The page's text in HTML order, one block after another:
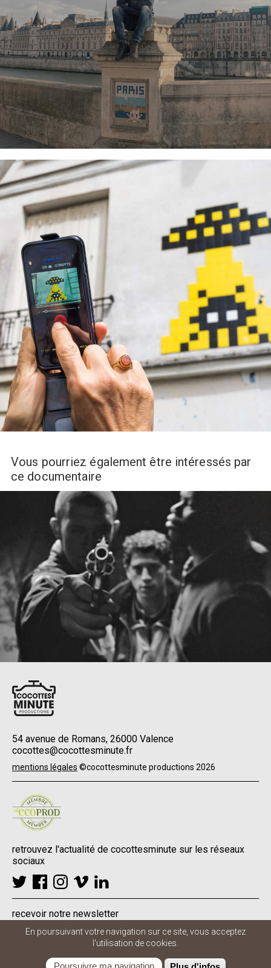
Vous pourriez également être intéressés par
ce documentaire
54 avenue de Romans, 26000 Valence
cocottes@cocottesminute.fr
Menu
Pied
de
page
mentions légales ©cocottesminute productions 2026
retrouvez l'actualité de cocottesminute sur les réseaux
sociaux
recevoir notre newsletter
En poursuivant votre navigation sur ce site, vous acceptez
l'utilisation de cookies.
Poursuivre ma navigation